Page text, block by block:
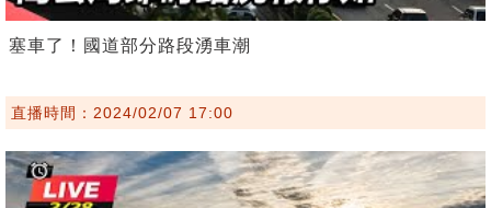
塞車了！國道部分路段湧車潮
直播時間：2024/02/07 17:00